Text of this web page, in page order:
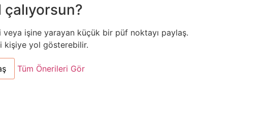
çalıyorsun?
veya işine yarayan küçük bir püf noktayı paylaş.
kişiye yol gösterebilir.
Tüm Önerileri Gör